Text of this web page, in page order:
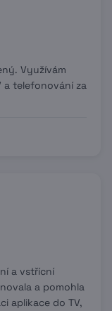
Využívám
a telefonování za
a vstřícní
a pomohla
aplikace do TV,